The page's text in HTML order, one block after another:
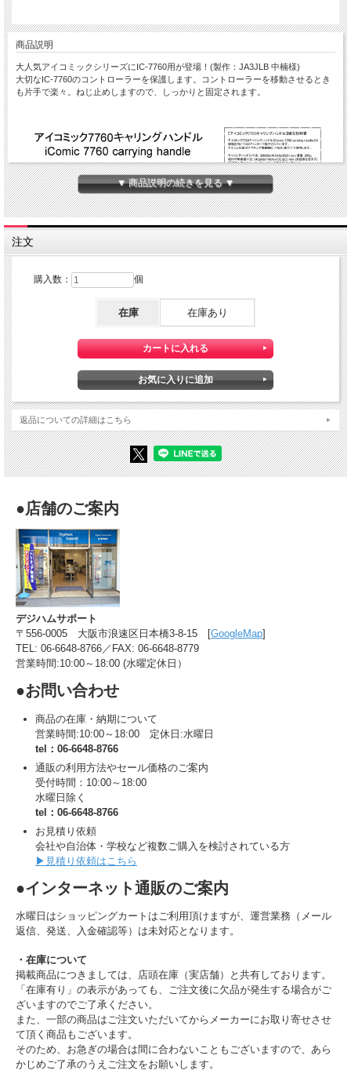
商品説明
大人気アイコミックシリーズにIC-7760用が登場！(製作：JA3JLB 中楠様)
大切なIC-7760のコントローラーを保護します。コントローラーを移動させるとき
も片手で楽々。ねじ止めしますので、しっかりと固定されます。
▼ 商品説明の続きを見る ▼
注文
購入数： 個
在庫 在庫あり
返品についての詳細はこちら
●店舗のご案内
デジハムサポート
〒556-0005 大阪市浪速区日本橋3-8-15 [GoogleMap]
TEL: 06-6648-8766／FAX: 06-6648-8779
営業時間:10:00～18:00 (水曜定休日）
●お問い合わせ
商品の在庫・納期について
営業時間:10:00～18:00 定休日:水曜日
tel：06-6648-8766
通販の利用方法やセール価格のご案内
受付時間：10:00～18:00
水曜日除く
tel：06-6648-8766
お見積り依頼
会社や自治体・学校など複数ご購入を検討されている方
▶見積り依頼はこちら
●インターネット通販のご案内
水曜日はショッピングカートはご利用頂けますが、運営業務（メール
返信、発送、入金確認等）は未対応となります。
・在庫について
掲載商品につきましては、店頭在庫（実店舗）と共有しております。
「在庫有り」の表示があっても、ご注文後に欠品が発生する場合がご
ざいますのでご了承ください。
また、一部の商品はご注文いただいてからメーカーにお取り寄せさせ
て頂く商品もございます。
そのため、お急ぎの場合は間に合わないこともございますので、あら
かじめご了承のうえご注文をお願いします。